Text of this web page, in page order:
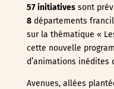
57 initiativessont
8départements
sur la thématique «
cette nouvelle
d’animations inédites
Avenues, allées